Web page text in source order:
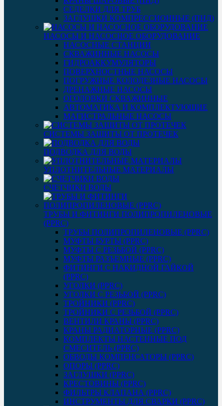
СЕДЕЛКИ ДЛЯ ТРУБ
ЗАГЛУШКИ КОМПРЕССИОННЫЕ (ПНД)
НАСОСЫ И НАСОСНОЕ ОБОРУДОВАНИЕ
НАСОСНЫЕ СТАНЦИИ
СКВАЖИННЫЕ НАСОСЫ
ГИДРОАККУМУЛЯТОРЫ
ПОВЕРХНОСТНЫЕ НАСОСЫ
ПОГРУЖНЫЕ КОЛОДЕЗНЫЕ НАСОСЫ
ДРЕНАЖНЫЕ НАСОСЫ
ОГОЛОВКИ СКВАЖИННЫЕ
АВТОМАТИКА И КОМПЛЕКТУЮЩИЕ
МАГИСТРАЛЬНЫЕ НАСОСЫ
СИСТЕМЫ ЗАЩИТЫ ОТ ПРОТЕЧЕК
ПОДВОДКА ДЛЯ ВОДЫ
УПЛОТНИТЕЛЬНЫЕ МАТЕРИАЛЫ
СЧЕТЧИКИ ВОДЫ
ТРУБЫ И ФИТИНГИ ПОЛИПРОПИЛЕНОВЫЕ
(PPRC)
ТРУБЫ ПОЛИПРОПИЛЕНОВЫЕ (PPRC)
МУФТЫ БУРТЫ (PPRC)
МУФТЫ C РЕЗЬБОЙ (PPRC)
МУФТЫ РАЗЪЕМНЫЕ (PPRC)
ФИТИНГИ С НАКИДНОЙ ГАЙКОЙ
(PPRC)
УГОЛКИ (PPRC)
УГОЛКИ С РЕЗЬБОЙ (PPRC)
ТРОЙНИКИ (PPRC)
ТРОЙНИКИ С РЕЗЬБОЙ (PPRC)
ВЕНТИЛИ КРАНЫ (PPRC)
КРАНЫ РАДИАТОРНЫЕ (PPRC)
КОМПЛЕКТЫ НАСТЕННЫЕ ПОД
СМЕСИТЕЛЬ (PPRC)
ОБВОДЫ КОМПЕНСАТОРЫ (PPRC)
ОПОРЫ (PPRC)
ЗАГЛУШКИ (PPRC)
КРЕСТОВИНЫ (PPRC)
ФИЛЬТРЫ КЛАПАНА (PPRC)
ИНСТРУМЕНТЫ ДЛЯ СВАРКИ (PPRC)